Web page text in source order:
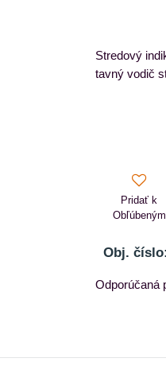
Stredový
tavný vodič
Pridať k
Obľúbeným
Obj.